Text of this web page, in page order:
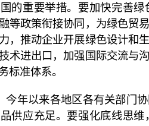
的重要举措。要加快完善
等政策衔接协同，为绿色贸
，推动企业开展绿色设计和
术进出口，加强国际交流与
标准体系。
今年以来各地区各有关部门
供应充足。要强化底线思